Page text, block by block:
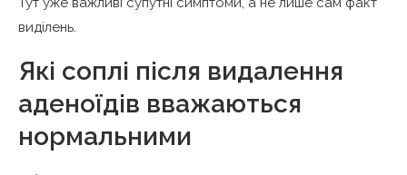
виділень.
Які соплі після видалення
аденоїдів вважаються
нормальними